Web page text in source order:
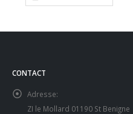
CONTACT
Adresse:
ZI le Mollard 01190 St Benigne